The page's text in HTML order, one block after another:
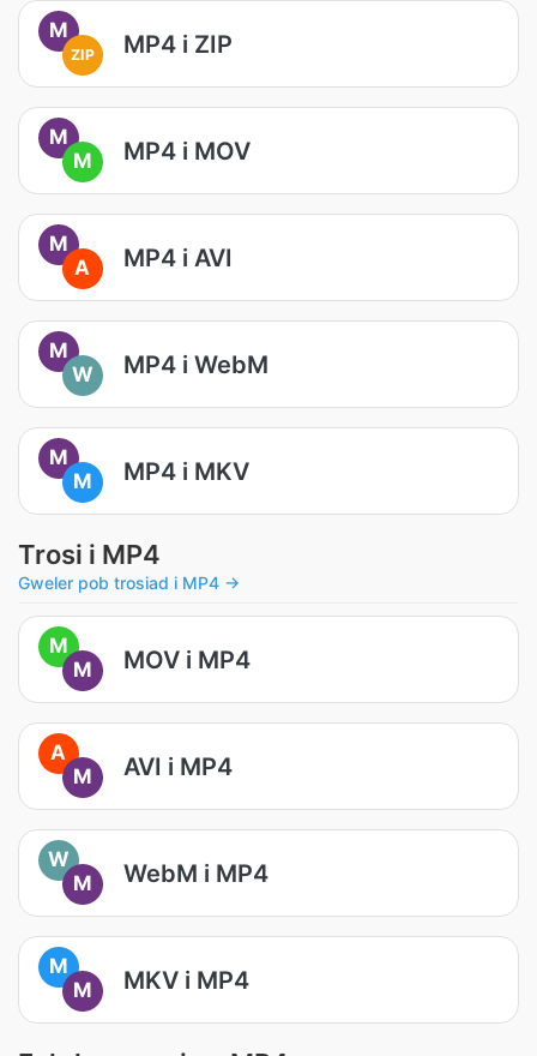
M
ZIP MP4 i ZIP
M
M
MP4 i MOV
M
A
MP4 i AVI
M
W
MP4 i WebM
M
M
MP4 i MKV
Trosi i MP4
Gweler pob trosiad i MP4 →
M
M
MOV i MP4
A
M
AVI i MP4
W
M
WebM i MP4
M
M
MKV i MP4